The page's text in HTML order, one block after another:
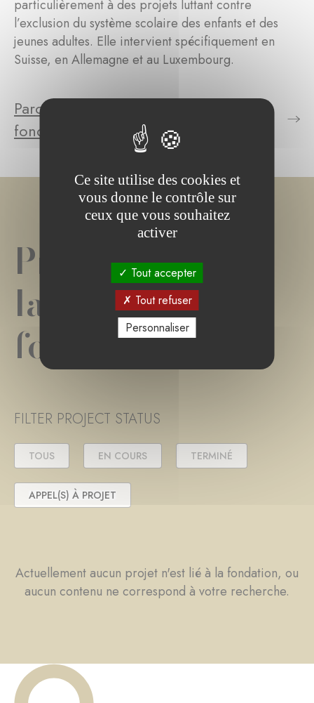
particulièrement à des projets luttant contre
l’exclusion du système scolaire des enfants et des
jeunes adultes. Elle intervient spécifiquement en
Suisse, en Allemagne et au Luxembourg.
Parcourez le(s) projet(s) de la
fondation
Projet(s) de
la
fondation
FILTER PROJECT STATUS
TOUS EN COURS TERMINÉ
APPEL(S) À PROJET
Actuellement aucun projet n'est lié à la fondation, ou
aucun contenu ne correspond à votre recherche.
Ce site utilise des cookies et
vous donne le contrôle sur
ceux que vous souhaitez
activer
Tout accepter
Tout refuser
Personnaliser